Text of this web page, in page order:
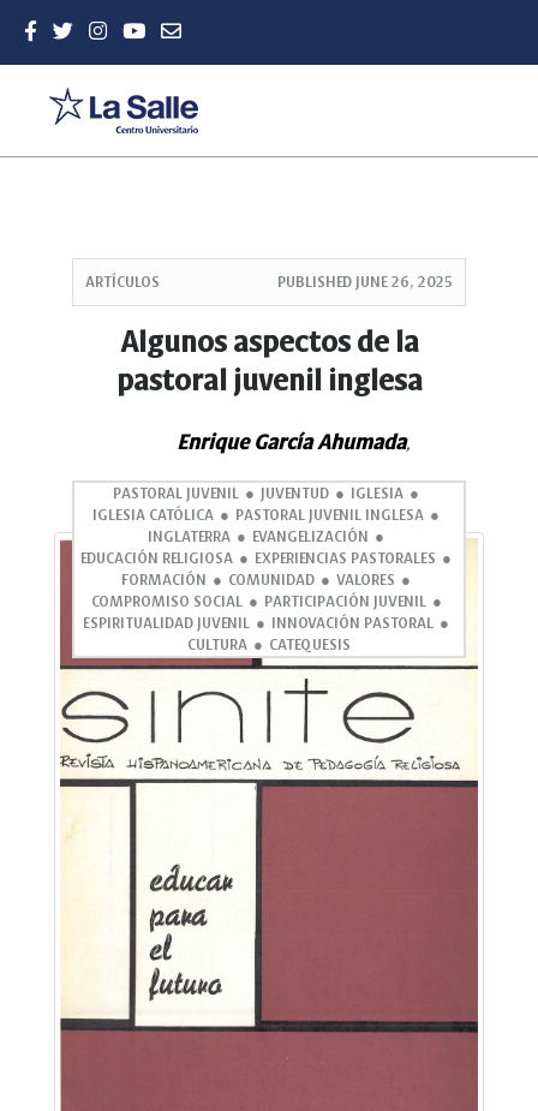
Sidebar
ARTÍCULOS PUBLISHED JUNE 26, 2025
Algunos aspectos de la
pastoral juvenil inglesa
Enrique García Ahumada,
PASTORAL JUVENIL JUVENTUD
IGLESIA
IGLESIA CATÓLICA
PASTORAL JUVENIL INGLESA
INGLATERRA
EVANGELIZACIÓN
EDUCACIÓN RELIGIOSA
EXPERIENCIAS PASTORALES
FORMACIÓN
COMUNIDAD
VALORES
COMPROMISO SOCIAL
PARTICIPACIÓN JUVENIL
ESPIRITUALIDAD JUVENIL
INNOVACIÓN PASTORAL
CULTURA
CATEQUESIS